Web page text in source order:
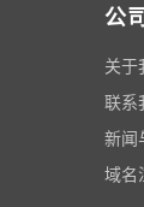
公
关于
联系
新闻
域名